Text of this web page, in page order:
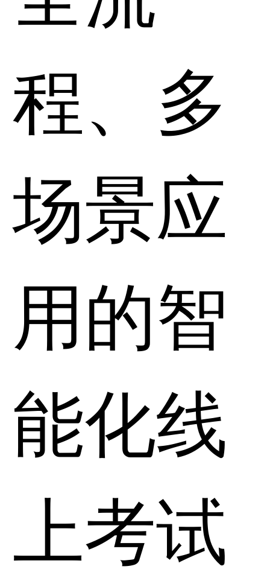
程、多
场景应
用的智
能化线
上考试